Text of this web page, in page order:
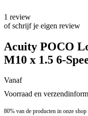
1 review
of schrijf je eigen review
Acuity POCO
M10 x 1.5 6-
Vanaf
Voorraad en
80% van de producten in onze